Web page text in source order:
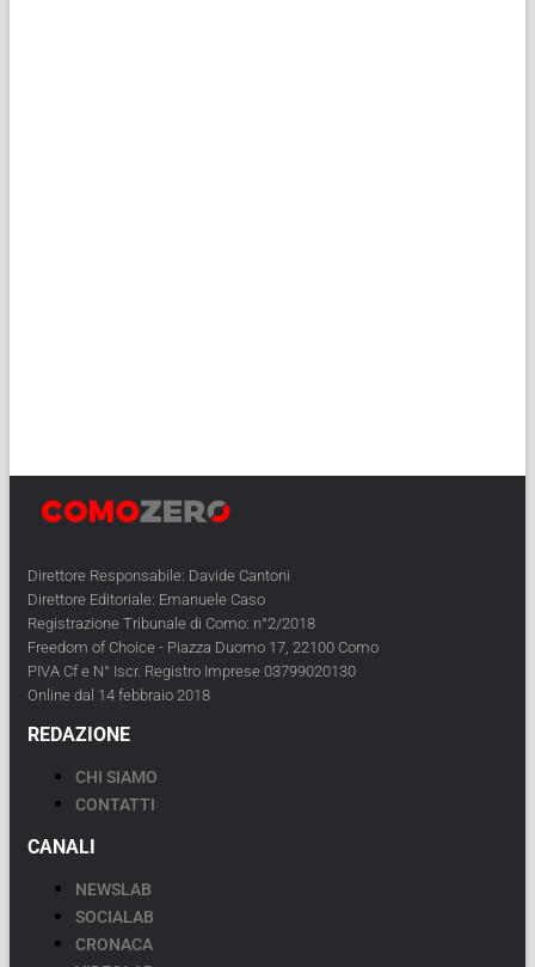
Direttore Responsabile: Davide Cantoni
Direttore Editoriale: Emanuele Caso
Registrazione Tribunale di Como: n°2/2018
Freedom of Choice - Piazza Duomo 17, 22100 Como
PIVA Cf e N° Iscr. Registro Imprese 03799020130
Online dal 14 febbraio 2018
REDAZIONE
CHI SIAMO
CONTATTI
CANALI
NEWSLAB
SOCIALAB
CRONACA